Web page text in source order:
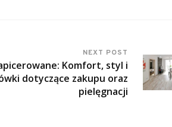
NEXT POST
Komfort, styl i
dotyczące zakupu oraz
pielęgnacji